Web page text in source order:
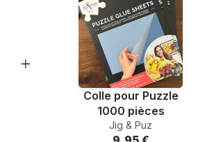
Colle pour Puzzle
1000 pièces
Jig & Puz